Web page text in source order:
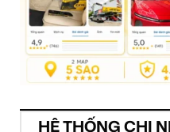
HỆ THỐNG CHI